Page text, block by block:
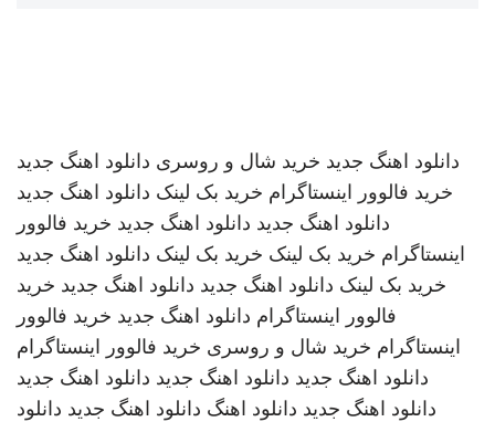
دانلود اهنگ جدید خرید شال و روسری دانلود اهنگ جدید
خرید فالوور اینستاگرام خرید بک لینک دانلود اهنگ جدید
دانلود اهنگ جدید دانلود اهنگ جدید خرید فالوور
اینستاگرام خرید بک لینک خرید بک لینک دانلود اهنگ جدید
خرید بک لینک دانلود اهنگ جدید دانلود اهنگ جدید خرید
فالوور اینستاگرام دانلود اهنگ جدید خرید فالوور
اینستاگرام خرید شال و روسری خرید فالوور اینستاگرام
دانلود اهنگ جدید دانلود اهنگ جدید دانلود اهنگ جدید
دانلود اهنگ جدید دانلود اهنگ دانلود اهنگ جدید دانلود